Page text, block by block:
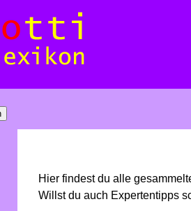
Hier findest du alle
Willst du auch Expertentipps